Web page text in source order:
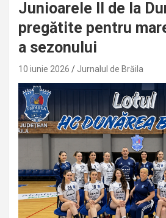
Junioarele II de la
pregătite pentru
a sezonului
10 iunie 2026 Jurnalul de Brăila